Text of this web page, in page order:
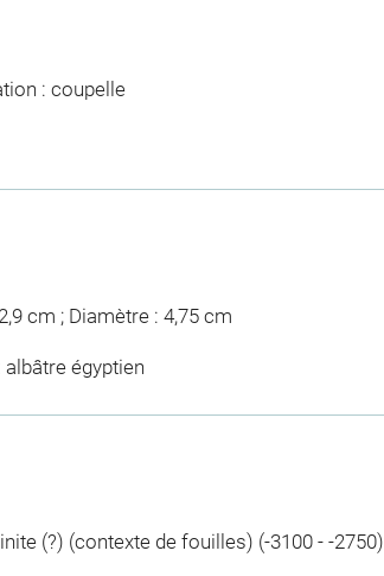
: coupelle
cm ; Diamètre : 4,75 cm
albâtre égyptien
(?) (contexte de fouilles) (-3100 - -2750)